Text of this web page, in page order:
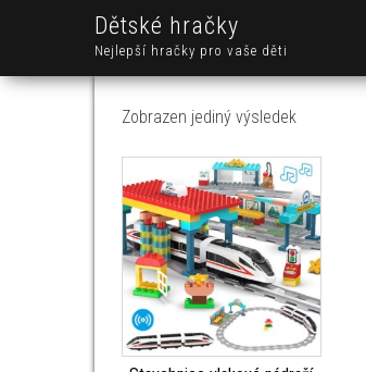
Dětské hračky
Nejlepší hračky pro vaše děti
Zobrazen jediný výsledek